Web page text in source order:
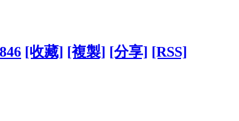
[收藏] [複製] [分享] [RSS]